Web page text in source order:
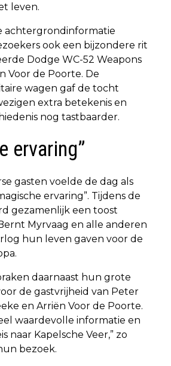
leven.
achtergrondinformatie
ook een bijzondere rit
Dodge WC-52 Weapons
Voor de Poorte. De
wagen gaf de tocht
extra betekenis en
nog tastbaarder.
ervaring”
gasten voelde de dag als
ervaring”. Tijdens de
gezamenlijk een toost
Myrvaag en alle anderen
hun leven gaven voor de
daarnaast hun grote
de gastvrijheid van Peter
en Arriën Voor de Poorte.
waardevolle informatie en
naar Kapelsche Veer,” zo
bezoek.